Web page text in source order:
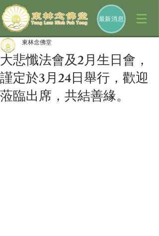
最新消息
大悲懺法會及2月生日會，
謹定於3月24日舉行，歡迎
蒞臨出席，共結善緣。
東林念佛堂